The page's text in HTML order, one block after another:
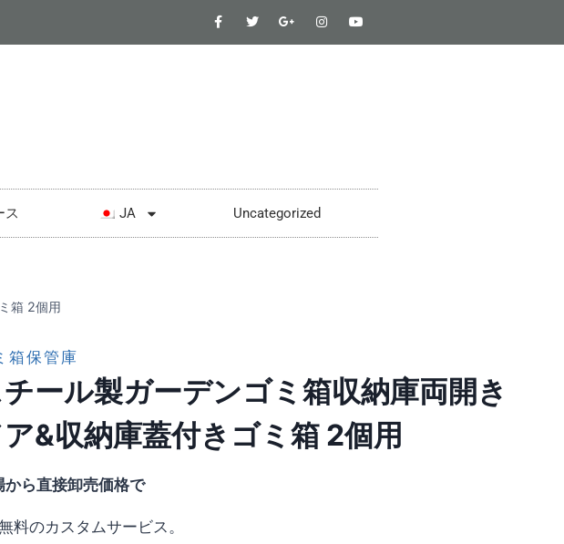
ス JA Uncategorized
箱 2個用
箱保管庫
ール製ガーデンゴミ箱収納庫両開き
ア&収納庫蓋付きゴミ箱 2個用
から直接卸売価格で
料のカスタムサービス。